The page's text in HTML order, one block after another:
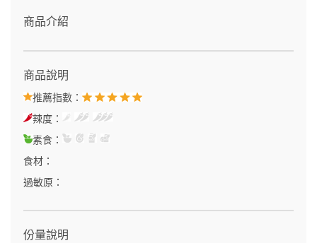
商品介紹
商品說明
推薦指數：
辣度：
素食：
食材：
過敏原：
份量說明